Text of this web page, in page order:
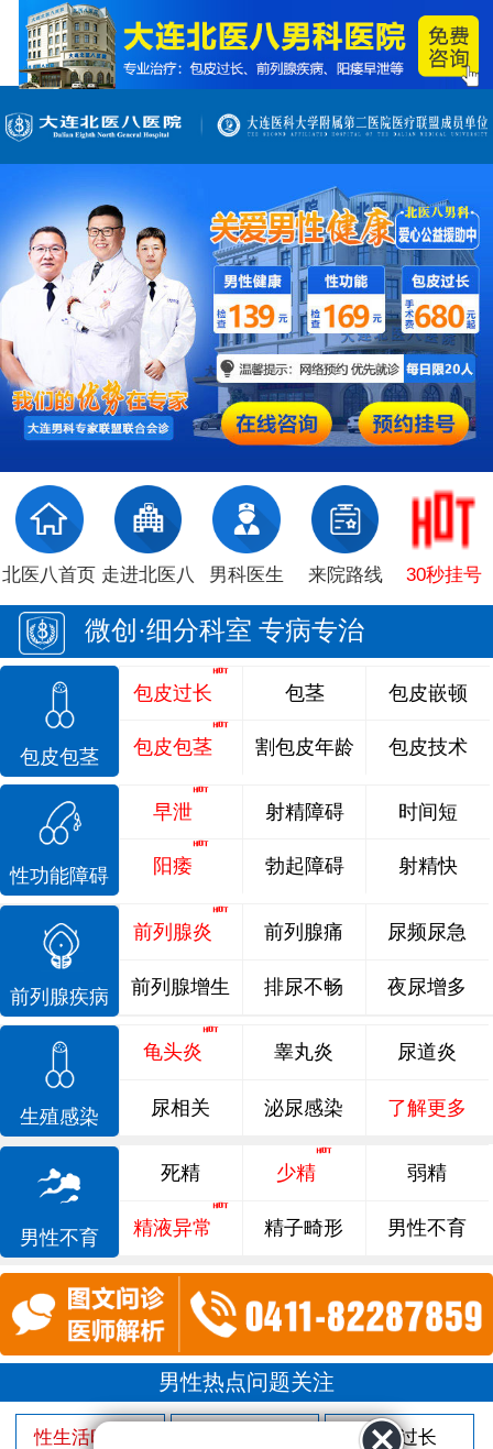
北医八首页 走进北医八 男科医生 来院路线 30秒挂号
微创·细分科室 专病专治
包皮包茎
包皮过长
包皮包茎
包茎
割包皮年龄
包皮嵌顿
包皮技术
性功能障碍
早泄
阳痿
射精障碍
勃起障碍
时间短
射精快
前列腺疾病
前列腺炎 前列腺痛 尿频尿急
前列腺增生 排尿不畅 夜尿增多
生殖感染
龟头炎 睾丸炎 尿道炎
尿相关 泌尿感染 了解更多
男性不育
死精 少精 弱精
精液异常 精子畸形 男性不育
男性热点问题关注
性生活时间短 包皮过长